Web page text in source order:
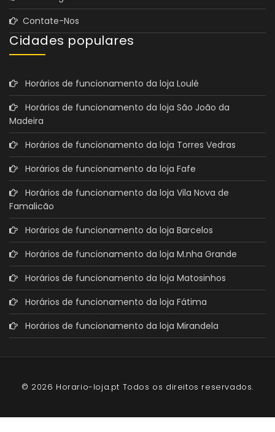
Contate-Nos
Cidades populares
Horários de funcionamento da loja Loulé
Horários de funcionamento da loja São João da
Madeira
Horários de funcionamento da loja Torres Vedras
Horários de funcionamento da loja Fafe
Horários de funcionamento da loja Vila Nova de
Famalicão
Horários de funcionamento da loja Barcelos
Horários de funcionamento da loja M.nha Grande
Horários de funcionamento da loja Matosinhos
Horários de funcionamento da loja Fátima
Horários de funcionamento da loja Mirandela
© 2026 Horario-loja.pt Todos os direitos reservados.